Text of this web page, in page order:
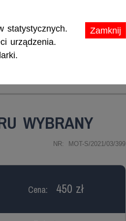
Zamknij
statystycznych.
urządzenia.
WYBRANY
NR: MOT-S/2021/03/399
Cena: 450 zł